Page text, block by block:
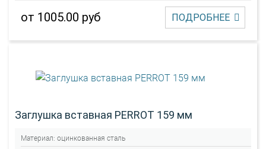
от 1005.00 руб ПОДРОБНЕЕ
Заглушка вставная PERROT 159 мм
Материал: оцинкованная сталь